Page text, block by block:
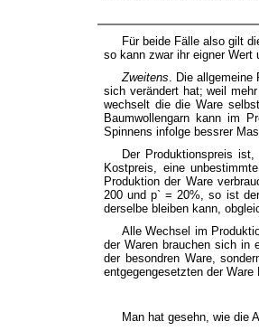
Für beide Fälle also gilt
so kann zwar ihr eigner Wert
Zweitens. Die allgemeine
sich verändert hat; weil
wechselt die die Ware
Baumwollengarn kann im
Spinnens infolge bessrer
Der Produktionspreis
Kostpreis, eine
Produktion der Ware
200 und p` = 20%, so ist
derselbe bleiben kann,
Alle Wechsel im
der Waren brauchen sich in
der besondren Ware,
entgegengesetzten der
Man hat gesehn, wie die